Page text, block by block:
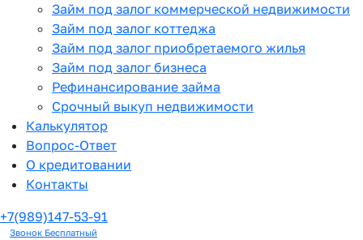
Займ под залог коммерческой недвижимости
Займ под залог коттеджа
Займ под залог приобретаемого жилья
Займ под залог бизнеса
Рефинансирование займа
Срочный выкуп недвижимости
Калькулятор
Вопрос-Ответ
О кредитовании
Контакты
+7(989)147-53-91
Звонок Бесплатный